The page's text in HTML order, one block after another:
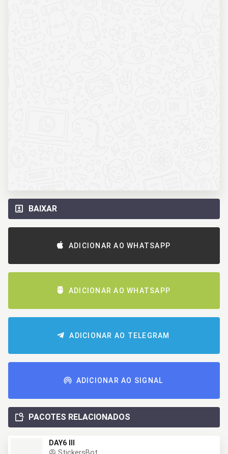
BAIXAR
ADICIONAR AO WHATSAPP
ADICIONAR AO WHATSAPP
ADICIONAR AO TELEGRAM
ADICIONAR AO SIGNAL
PACOTES RELACIONADOS
DAY6 III